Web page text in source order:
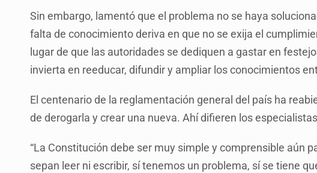
Sin embargo, lamentó que el problema no se haya
falta de conocimiento deriva en que no se exija el
lugar de que las autoridades se dediquen a gastar en
invierta en reeducar, difundir y ampliar los conocimientos
El centenario de la reglamentación general del país ha
de derogarla y crear una nueva. Ahí difieren los
“La Constitución debe ser muy simple y comprensible aún
sepan leer ni escribir, sí tenemos un problema, sí se tiene